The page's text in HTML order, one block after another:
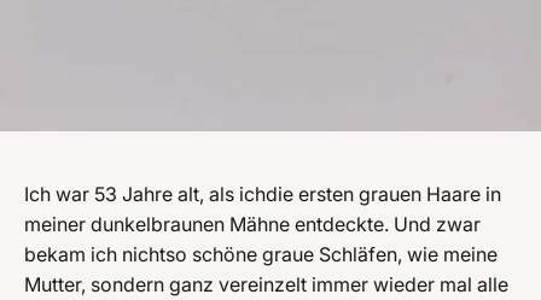
Ich war 53 Jahre alt, als ichdie ersten grauen Haare in
meiner dunkelbraunen Mähne entdeckte. Und zwar
bekam ich nichtso schöne graue Schläfen, wie meine
Mutter, sondern ganz vereinzelt immer wieder mal alle